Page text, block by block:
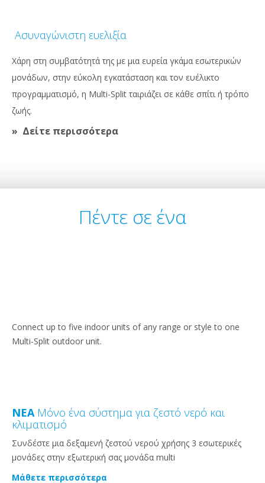
Ασυναγώνιστη ευελιξία
Χάρη στη συμβατότητά της με μια ευρεία γκάμα εσωτερικών
μονάδων, στην εύκολη εγκατάσταση και τον ευέλικτο
προγραμματισμό, η Multi-Split ταιριάζει σε κάθε σπίτι ή τρόπο
ζωής.
Δείτε περισσότερα
Πέντε σε ένα
Connect up to five indoor units of any range or style to one
Multi-Split outdoor unit.
ΝΕΑΜόνο ένα σύστημα για ζεστό νερό και
κλιματισμό
Συνδέστε μια δεξαμενή ζεστού νερού χρήσης 3 εσωτερικές
μονάδες στην εξωτερική σας μονάδα multi
Μάθετε περισσότερα